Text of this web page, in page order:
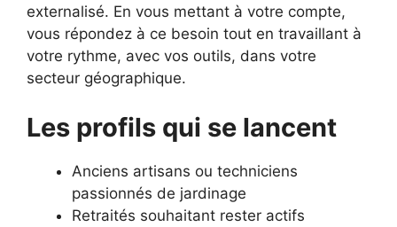
externalisé. En vous mettant à votre compte,
vous répondez à ce besoin tout en travaillant à
votre rythme, avec vos outils, dans votre
secteur géographique.
Les profils qui se lancent
Anciens artisans ou techniciens
passionnés de jardinage
Retraités souhaitant rester actifs